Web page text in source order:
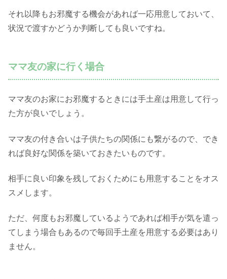
それ以降もお邪魔する機会があれば一応用意しておいて、
状況で渡すかどうか判断しても良いですね。
ママ友の家に行く場合
ママ友のお家にお邪魔するときには手土産は用意して行っ
た方が良いでしょう。
ママ友の付き合いは子供たちの関係にも繋がるので、でき
れば良好な関係を築いておきたいものです。
相手に良い印象を残しておくためにも用意することをオス
スメします。
ただ、何度もお邪魔しているようであれば相手が気を遣っ
てしまう場合もあるので毎回手土産を用意する必要はあり
ません。